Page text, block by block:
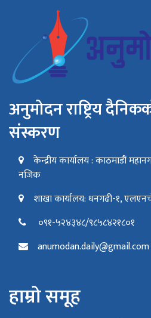
अनुमोदन राष्ट्रिय
संस्करण
केन्द्रीय कार्यालय : काठमाडौं
नजिक
शाखा कार्यालय: धनगढी-१,
०९१-५२४३४८/९८५८४२१८०१
anumodan.daily@gmail.com
हाम्रो समूह